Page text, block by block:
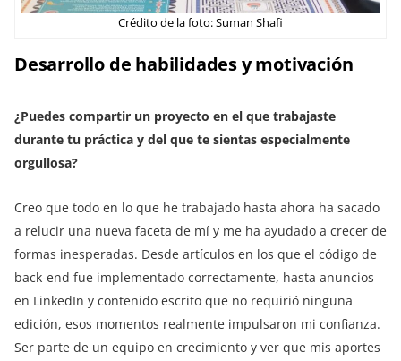
Crédito de la foto: Suman Shafi
Desarrollo de habilidades y motivación
¿Puedes compartir un proyecto en el que trabajaste
durante tu práctica y del que te sientas especialmente
orgullosa?
Creo que todo en lo que he trabajado hasta ahora ha sacado
a relucir una nueva faceta de mí y me ha ayudado a crecer de
formas inesperadas. Desde artículos en los que el código de
back-end fue implementado correctamente, hasta anuncios
en LinkedIn y contenido escrito que no requirió ninguna
edición, esos momentos realmente impulsaron mi confianza.
Ser parte de un equipo en crecimiento y ver que mis aportes